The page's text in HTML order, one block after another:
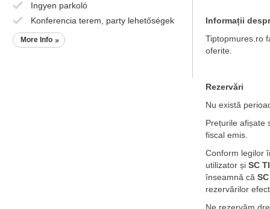
Ingyen parkoló
Konferencia terem, party lehetőségek
More Info
Informații
Tiptopmures.ro
oferite.
Rezervări
Nu există
Prețurile afișate
fiscal emis.
Conform legilor
utilizator și SC
înseamnă că
rezervărilor